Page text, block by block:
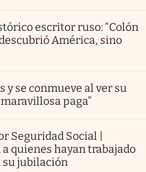
escritor ruso: “Colón
América, sino
y se conmueve al ver su
paga”
Seguridad Social |
quienes hayan trabajado
su jubilación